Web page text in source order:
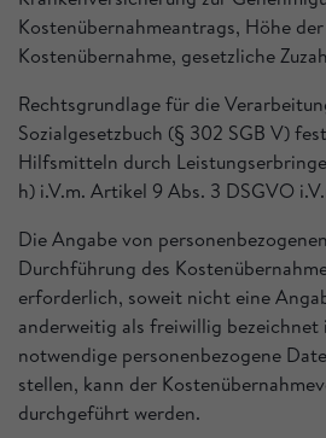
Kostenübernahmeantrags, Höhe
Kostenübernahme, gesetzliche
Rechtsgrundlage für die
Sozialgesetzbuch (§ 302 SGB V)
Hilfsmitteln durch
h) i.V.m. Artikel 9 Abs. 3 DSGVO
Die Angabe von
Durchführung des
erforderlich, soweit nicht eine
anderweitig als freiwillig bezeichnet
notwendige personenbezogene
stellen, kann der
durchgeführt werden.